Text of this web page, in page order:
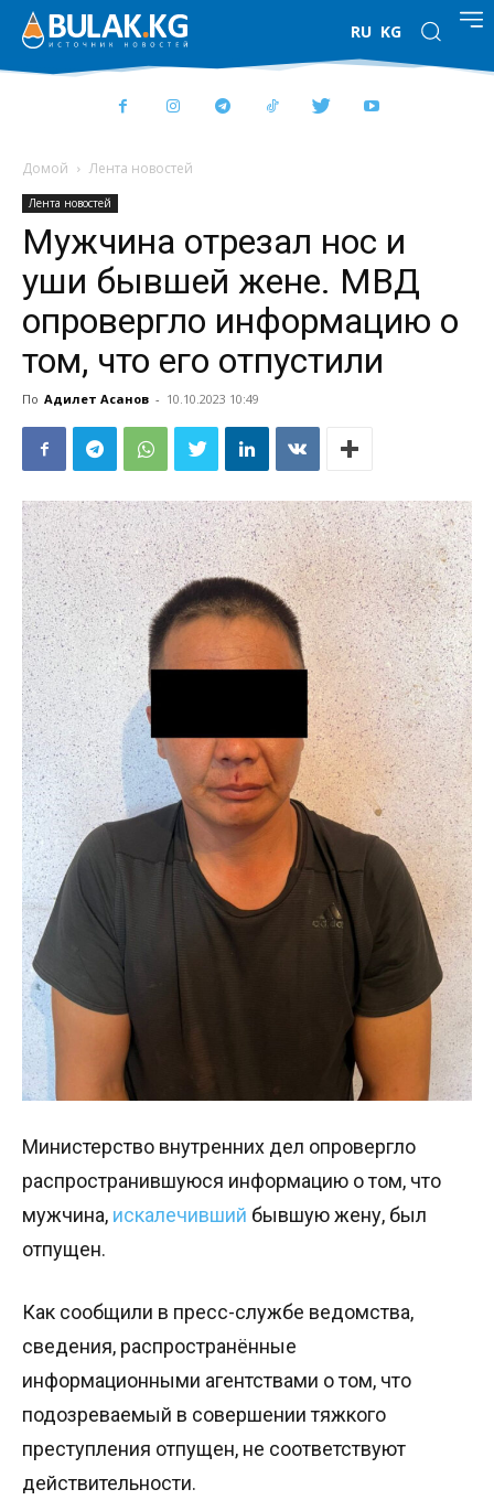
RU KG
Домой Лента новостей
Лента новостей
Мужчина отрезал нос и
уши бывшей жене. МВД
опровергло информацию о
том, что его отпустили
По Адилет Асанов - 10.10.2023 10:49
Министерство внутренних дел опровергло
распространившуюся информацию о том, что
мужчина, искалечивший бывшую жену, был
отпущен.
Как сообщили в пресс-службе ведомства,
сведения, распространённые
информационными агентствами о том, что
подозреваемый в совершении тяжкого
преступления отпущен, не соответствуют
действительности.